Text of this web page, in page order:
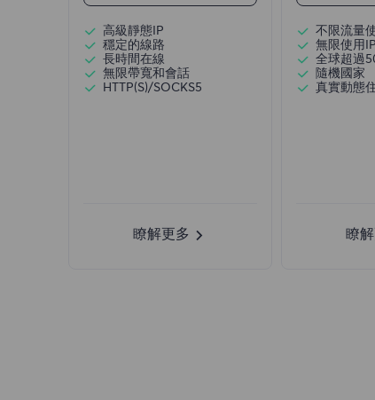
高級靜態IP
穩定的線路
長時間在線
無限帶寬和會話
HTTP(S)/SOCKS5
瞭解更多
不限流量
無限使用IP
全球超過
隨機國家
真實動態
瞭